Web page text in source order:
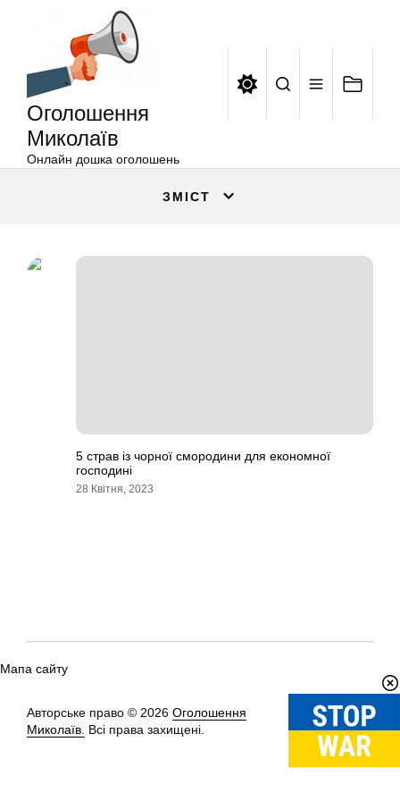
Оголошення
Миколаїв
Онлайн дошка оголошень
ЗМІСТ
5 страв із чорної смородини для економної
господині
28 Квітня, 2023
Мапа сайту
Авторське право © 2026 Оголошення
Миколаїв. Всі права захищені.
Вгору↑